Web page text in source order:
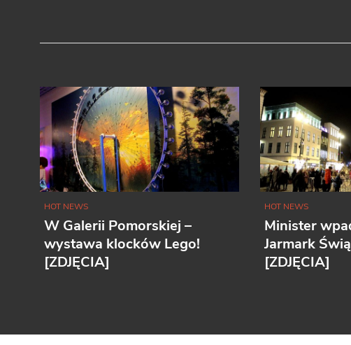
HOT NEWS
W Galerii Pomorskiej –
wystawa klocków Lego!
[ZDJĘCIA]
HOT NEWS
Minister
Jarmark
[ZDJĘCIA]